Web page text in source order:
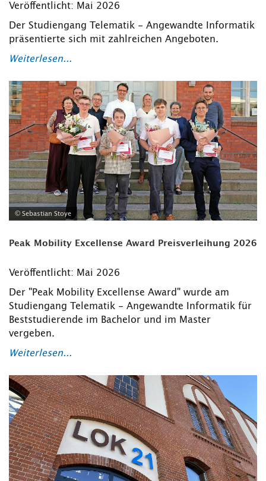
Veröffentlicht: Mai 2026
Der Studiengang Telematik - Angewandte Informatik
präsentierte sich mit zahlreichen Angeboten.
Weiterlesen...
© Sebastian Stoye
Peak Mobility Excellense Award Preisverleihung 2026
Veröffentlicht: Mai 2026
Der "Peak Mobility Excellense Award" wurde am
Studiengang Telematik - Angewandte Informatik für
Beststudierende im Bachelor und im Master
vergeben.
Weiterlesen...